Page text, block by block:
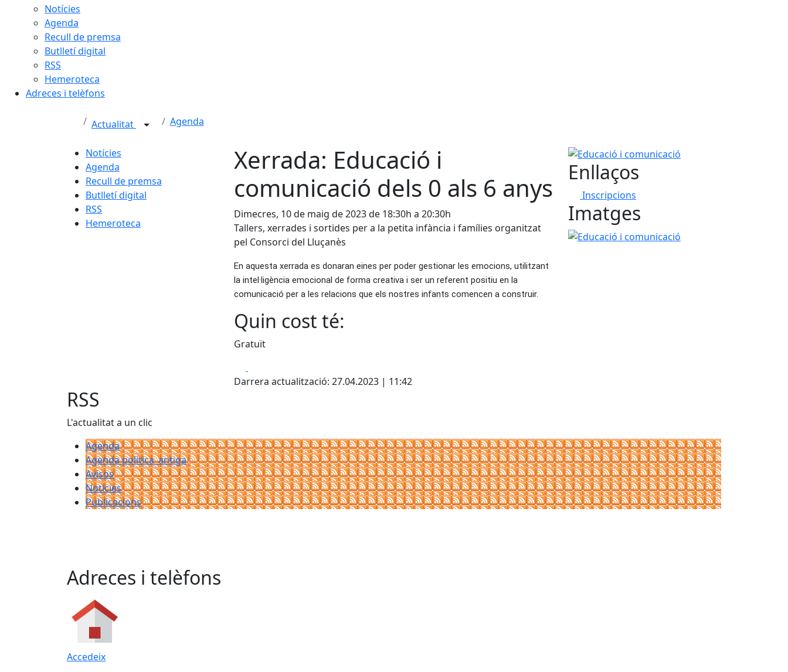
Notícies
Agenda
Recull de premsa
Butlletí digital
RSS
Hemeroteca
Adreces i telèfons
Actualitat Agenda
Notícies
Agenda
Recull de premsa
Butlletí digital
RSS
Hemeroteca
Xerrada: Educació i
comunicació dels 0 als 6 anys
Dimecres, 10 de maig de 2023 de 18:30h a 20:30h
Tallers, xerrades i sortides per a la petita infància i famílies organitzat
pel Consorci del Lluçanès
En aquesta xerrada es donaran eines per poder gestionar les emocions, utilitzant
la intel·ligència emocional de forma creativa i ser un referent positiu en la
comunicació per a les relacions que els nostres infants comencen a construir.
Quin cost té:
Gratuït
Darrera actualització: 27.04.2023 | 11:42
Educació i comunicació
Enllaços
Inscripcions
Imatges
Educació i comunicació
RSS
L'actualitat a un clic
Agenda
Agenda política_antiga
Avisos
Notícies
Publicacions
Adreces i telèfons
Accedeix